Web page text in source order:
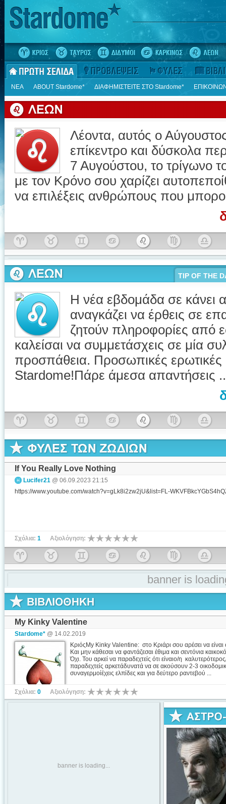
ΝΕΑ ΑΒΟUT Stardome* ΔΙΑΦΗΜΙΣΤΕΙΤΕ ΣΤΟ Stardome*
Λέοντα, αυτός ο
επίκεντρο και δύσκολα
7 Αυγούστου, το τρίγωνο
με τον Κρόνο σου χαρίζει
να επιλέξεις ανθρώπους που
TIP OF THE
Η νέα εβδομάδα σε κάνει
αναγκάζει να έρθεις σε
ζητούν πληροφορίες από
καλείσαι να συμμετάσχεις σε μία
προσπάθεια. Προσωπικές ερωτικές
Stardome!Πάρε άμεσα απαντήσεις
If You Really Love Nothing
Lucifer21 @ 06.09.2023 21:15
https://www.youtube.com/watch?v=gLk8i2zw2jU&list=FL-
Σχόλια: 1 Αξιολόγηση:
banner is
My Kinky Valentine
Stardome* @ 14.02.2019
ΚριόςMy Kinky Valentine: στο Κριάρι σου αρέσει να
Και μην κάθεσαι να φαντάζεσαι έθιμα και σεντόνια
Όχι. Του αρκεί να παραδεχτείς ότι είναιο/η
παραδεχτείς αρκετάδυνατά να σε ακούσουν 2-3
συναγερμοίέχεις ελπίδες και για δεύτερο ραντεβού ...
Σχόλια: 0 Αξιολόγηση:
banner is loading...